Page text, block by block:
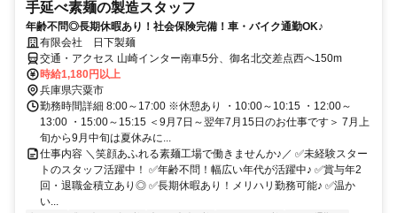
手延べ素麺の製造スタッフ
年齢不問◎長期休暇あり！社会保険完備！車・バイク通勤OK♪
有限会社 日下製麺
交通・アクセス 山崎インター南車5分、御名北交差点西へ150m
時給1,180円以上
兵庫県宍粟市
勤務時間詳細 8:00～17:00 ※休憩あり ・10:00～10:15 ・12:00～
13:00 ・15:00～15:15 ＜9月7日～翌年7月15日のお仕事です＞ 7月上
旬から9月中旬は夏休みに...
仕事内容 ＼笑顔あふれる素麺工場で働きませんか♪／ ✅未経験スター
トのスタッフ活躍中！ ✅年齢不問！幅広い年代が活躍中♪ ✅賞与年2
回・退職金積立あり◎ ✅長期休暇あり！メリハリ勤務可能♪ ✅温か
い...